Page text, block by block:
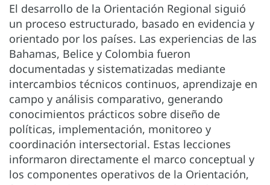
El desarrollo de la Orientación Regional siguió
un proceso estructurado, basado en evidencia y
orientado por los países. Las experiencias de las
Bahamas, Belice y Colombia fueron
documentadas y sistematizadas mediante
intercambios técnicos continuos, aprendizaje en
campo y análisis comparativo, generando
conocimientos prácticos sobre diseño de
políticas, implementación, monitoreo y
coordinación intersectorial. Estas lecciones
informaron directamente el marco conceptual y
los componentes operativos de la Orientación,